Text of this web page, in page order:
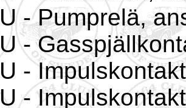
- Pumprelä,
-
-
-